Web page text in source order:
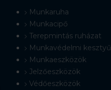
Munkaruha
Munkacipő
Terepmintás ruházat
Munkavédelmi kesztyű
Munkaeszközök
Jelzőeszközök
Védőeszközök